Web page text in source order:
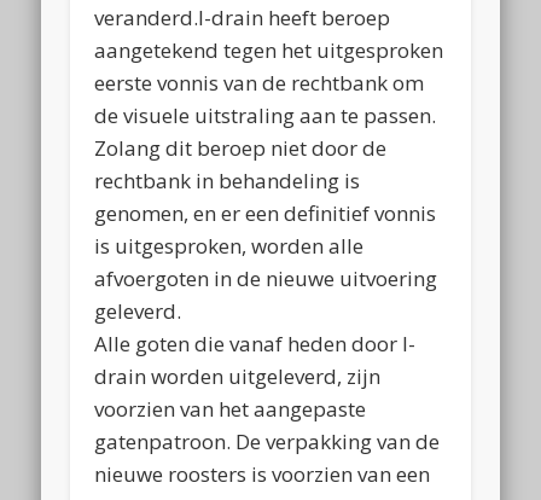
veranderd.I-drain heeft beroep
aangetekend tegen het uitgesproken
eerste vonnis van de rechtbank om
de visuele uitstraling aan te passen.
Zolang dit beroep niet door de
rechtbank in behandeling is
genomen, en er een definitief vonnis
is uitgesproken, worden alle
afvoergoten in de nieuwe uitvoering
geleverd.
Alle goten die vanaf heden door I-
drain worden uitgeleverd, zijn
voorzien van het aangepaste
gatenpatroon. De verpakking van de
nieuwe roosters is voorzien van een